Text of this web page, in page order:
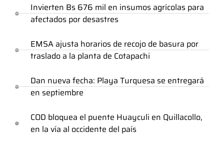
Invierten Bs 676 mil en insumos agrícolas para
afectados por desastres
EMSA ajusta horarios de recojo de basura por
traslado a la planta de Cotapachi
Dan nueva fecha: Playa Turquesa se entregará
en septiembre
COD bloquea el puente Huayculi en Quillacollo,
en la vía al occidente del país